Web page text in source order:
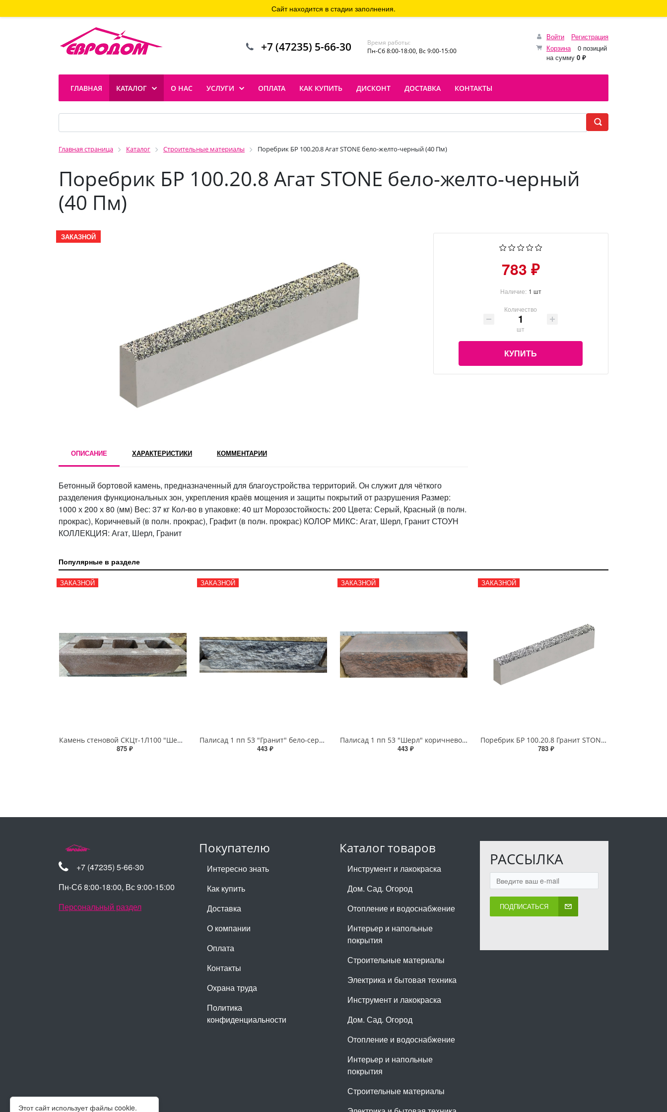
Войти
Регистрация
Корзина
0 позиций
на сумму 0 ₽
+7 (47235) 5-66-30
Время работы:
Пн-Сб 8:00-18:00, Вс 9:00-15:00
ГЛАВНАЯ КАТАЛОГ О НАС УСЛУГИ ОПЛАТА КАК КУПИТЬ ДИСКОНТ ДОСТАВКА КОНТАКТЫ
Главная страница Каталог Строительные материалы Поребрик БР 100.20.8 Агат STONE бело-желто-черный (40 Пм)
Поребрик БР 100.20.8 Агат STONE бело-желто-черный
(40 Пм)
Этот сайт использует файлы cookie.
Сайт находится в стадии заполнения.
ЗАКАЗНОЙ
783 ₽
Наличие: 1 шт
Количество
шт
КУПИТЬ
ОПИСАНИЕ ХАРАКТЕРИСТИКИ КОММЕНТАРИИ
Бетонный бортовой камень, предназначенный для благоустройства территорий. Он служит для чёткого
разделения функциональных зон, укрепления краёв мощения и защиты покрытий от разрушения Размер:
1000 х 200 х 80 (мм) Вес: 37 кг Кол-во в упаковке: 40 шт Морозостойкость: 200 Цвета: Серый, Красный (в полн.
прокрас), Коричневый (в полн. прокрас), Графит (в полн. прокрас) КОЛОР МИКС: Агат, Шерл, Гранит СТОУН
КОЛЛЕКЦИЯ: Агат, Шерл, Гранит
Популярные в разделе
ЗАКАЗНОЙ
Камень стеновой СКЦт-1Л100 "Шерл" коричнево-черный (30шт)
875 ₽
ЗАКАЗНОЙ
Палисад 1 пп 53 "Гранит" бело-серо-черный (40шт)
443 ₽
ЗАКАЗНОЙ
Палисад 1 пп 53 "Шерл" коричнево-черный (40шт)
443 ₽
ЗАКАЗНОЙ
Поребрик БР 100.20.8 Гранит STONE (40 Пм)
783 ₽
Покупателю
Интересно знать
Как купить
Доставка
О компании
Оплата
Контакты
Охрана труда
Политика
конфиденциальности
Каталог товаров
Инструмент и лакокраска
Дом. Сад. Огород
Отопление и водоснабжение
Интерьер и напольные
покрытия
Строительные материалы
Электрика и бытовая техника
Инструмент и лакокраска
Дом. Сад. Огород
Отопление и водоснабжение
Интерьер и напольные
покрытия
Строительные материалы
РАССЫЛКА
ПОДПИСАТЬСЯ
+7 (47235) 5-66-30
Пн-Сб 8:00-18:00, Вс 9:00-15:00
Персональный раздел